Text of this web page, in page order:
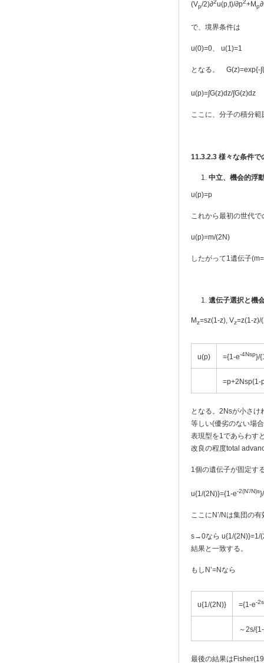
(Vp/2)∂2u(p,t)/∂p2+Mp
で、境界条件は
u(0)=0、 u(1)=1
となる。 G(z)=exp{-
u(p)=∫G(z)dz/∫G(z)dz
ここに、分子の積分
11.3.2.3 様々な条件で
中立、機会的浮
u(p)=p
これから最初の世代
u(p)=m/(2N)
したがって1遺伝子
遺伝子選択と機
Mz=sz(1-z), Vz=z(1-z)/
u(p) ={1-e-4Nsp}/
=p+2Nsp(1-
となる。2Nsが小さ
等しい(優劣のない場
表現型を1であらわす
改良の程度total
1個の遺伝子が固定す
u{1/(2N)}={1-e-2(N’/N)s
ここにN’/Nは集団の
s→0なら u{1/(2N)}=1/
結果と一致する。
もしN’=Nなら
u{1/(2N)} ={1-e-2s
～2s/
最後の結果は